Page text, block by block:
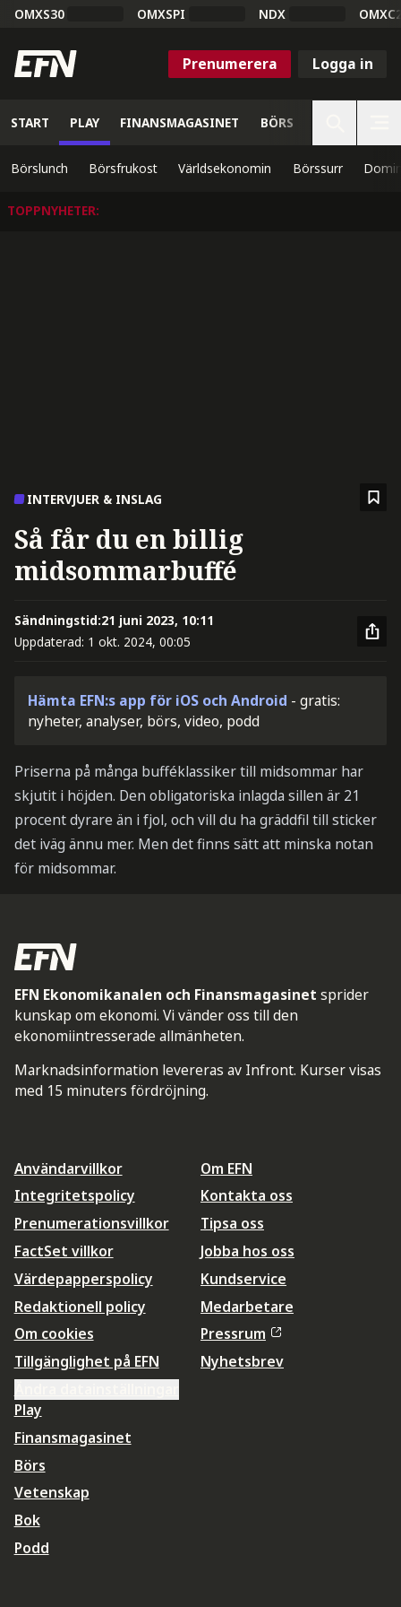
OMXS30 OMXSPI NDX
Prenumerera Logga in
START PLAY FINANSMAGASINET BÖRS
Börslunch Börsfrukost Världsekonomin Börssurr
TOPPNYHETER:
INTERVJUER & INSLAG
Så får du en billig
midsommarbuffé
Sändningstid:21 juni 2023, 10:11
Uppdaterad: 1 okt. 2024, 00:05
Hämta EFN:s app för iOS och Android - gratis:
nyheter, analyser, börs, video, podd
Priserna på många bufféklassiker till midsommar har
skjutit i höjden. Den obligatoriska inlagda sillen är 21
procent dyrare än i fjol, och vill du ha gräddfil till sticker
det iväg ännu mer. Men det finns sätt att minska notan
för midsommar.
EFN Ekonomikanalen och Finansmagasinet sprider
kunskap om ekonomi. Vi vänder oss till den
ekonomiintresserade allmänheten.
Marknadsinformation levereras av Infront. Kurser visas
med 15 minuters fördröjning.
Användarvillkor
Integritetspolicy
Prenumerationsvillkor
FactSet villkor
Värdepapperspolicy
Redaktionell policy
Om cookies
Tillgänglighet på EFN
Om EFN
Kontakta oss
Tipsa oss
Jobba hos oss
Kundservice
Medarbetare
Pressrum
Nyhetsbrev
Play
Finansmagasinet
Börs
Vetenskap
Bok
Podd